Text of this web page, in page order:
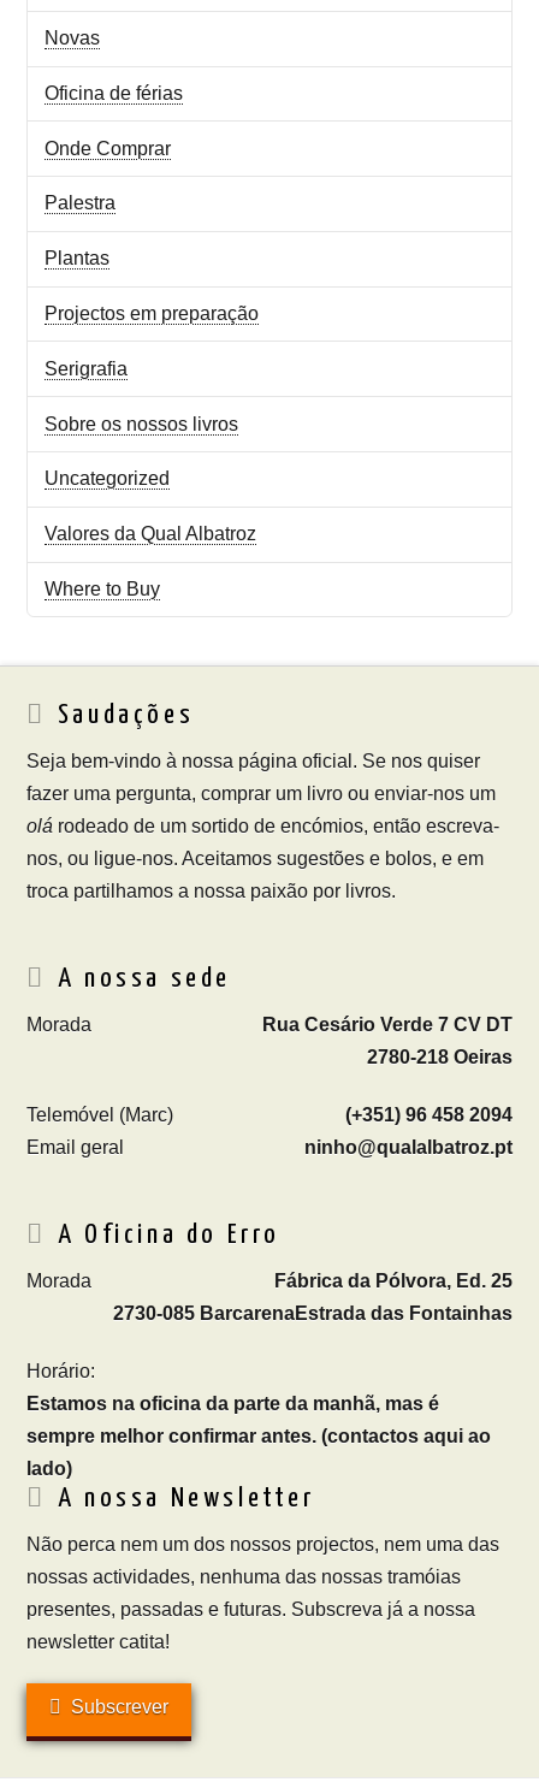
Novas
Oficina de férias
Onde Comprar
Palestra
Plantas
Projectos em preparação
Serigrafia
Sobre os nossos livros
Uncategorized
Valores da Qual Albatroz
Where to Buy
Saudações
Seja bem-vindo à nossa página oficial. Se nos quiser
fazer uma pergunta, comprar um livro ou enviar-nos um
olá rodeado de um sortido de encómios, então escreva-
nos, ou ligue-nos. Aceitamos sugestões e bolos, e em
troca partilhamos a nossa paixão por livros.
A nossa sede
Morada
Rua Cesário Verde 7 CV DT
2780-218 Oeiras
Telemóvel (Marc)
(+351) 96 458 2094
Email geral
ninho@qualalbatroz.pt
A Oficina do Erro
Morada
Fábrica da Pólvora, Ed. 25
Estrada das Fontainhas
2730-085 Barcarena
Horário:
Estamos na oficina da parte da manhã, mas é
sempre melhor confirmar antes. (contactos aqui ao
lado)
A nossa Newsletter
Não perca nem um dos nossos projectos, nem uma das
nossas actividades, nenhuma das nossas tramóias
presentes, passadas e futuras. Subscreva já a nossa
newsletter catita!
Subscrever